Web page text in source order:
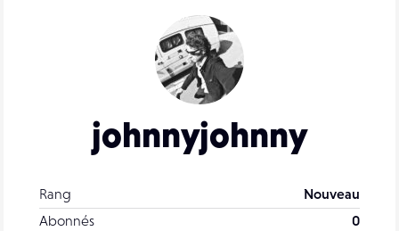
johnnyjohnny
Rang
Nouveau
Abonnés
0